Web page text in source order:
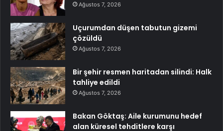
Ağustos 7, 2026
Uçurumdan düşen tabutun gizemi
çözüldü
Ağustos 7, 2026
Bir şehir resmen haritadan silindi: Halk
tahliye edildi
Ağustos 7, 2026
Bakan Göktaş: Aile kurumunu hedef
alan küresel tehditlere karşı